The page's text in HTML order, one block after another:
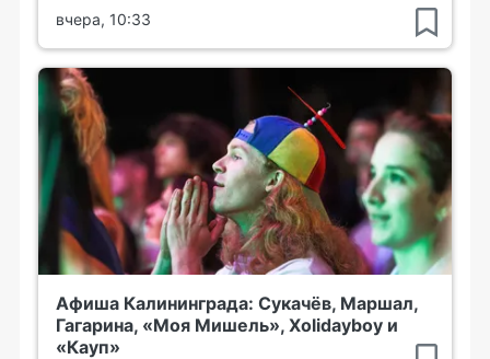
вчера, 10:33
Афиша Калининграда: Сукачёв, Маршал,
Гагарина, «Моя Мишель», Xolidayboy и
«Кауп»